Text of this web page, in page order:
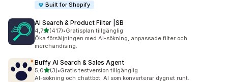
Built for Shopify
AI Search & Product Filter |SB
4,7av 5 stjärnor
(417)
417 recensioner totalt
•Gratisplan tillgänglig
Öka försäljningen med AI-sökning, anpassade filter och
merchandising.
Buffy AI Search & Sales Agent
5,0av 5 stjärnor
(3)
3 recensioner totalt
•Gratis testversion tillgänglig
AI-sökning och chattbot. AI som konverterar dygnet runt.